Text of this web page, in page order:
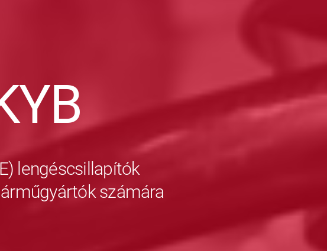
lengéscsillapítók
számára